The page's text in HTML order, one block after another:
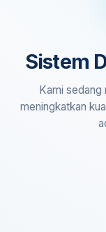
Sistem
Kami sedang
meningkatkan